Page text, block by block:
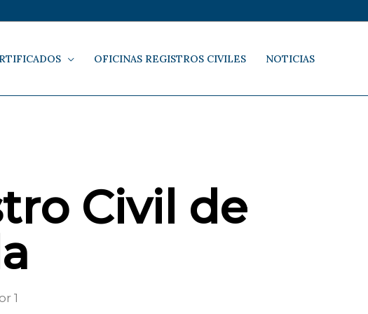
OFICINAS REGISTROS CIVILES NOTICIAS
Civil de
1